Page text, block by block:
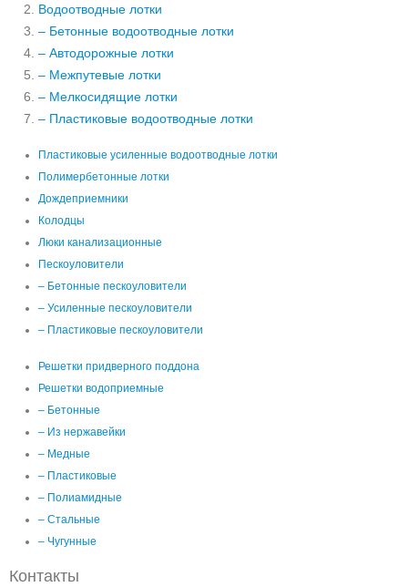
Водоотводные лотки
– Бетонные водоотводные лотки
– Автодорожные лотки
– Межпутевые лотки
– Мелкосидящие лотки
– Пластиковые водоотводные лотки
Пластиковые усиленные водоотводные лотки
Полимербетонные лотки
Дождеприемники
Колодцы
Люки канализационные
Пескоуловители
– Бетонные пескоуловители
– Усиленные пескоуловители
– Пластиковые пескоуловители
Решетки придверного поддона
Решетки водоприемные
– Бетонные
– Из нержавейки
– Медные
– Пластиковые
– Полиамидные
– Стальные
– Чугунные
Контакты